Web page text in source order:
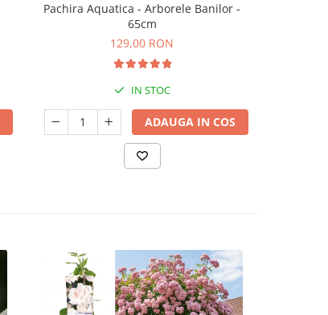
Pachira Aquatica - Arborele Banilor -
65cm
129,00 RON
IN STOC
ADAUGA IN COS